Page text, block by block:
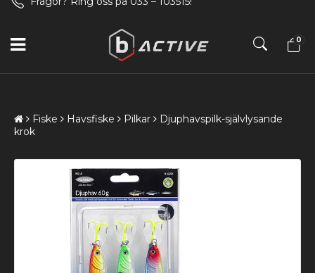
0
Fiske Havsfiske Pilkar
Djuphavspilk-självlysande
krok